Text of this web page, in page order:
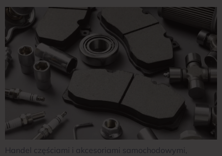
Handel częściami i akcesoriami samochodowymi,